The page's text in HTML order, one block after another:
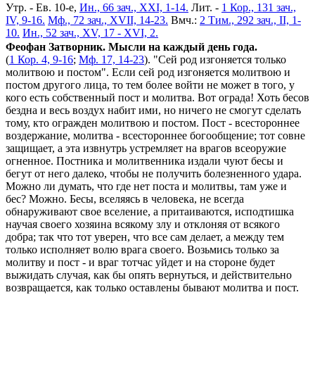
Утр. - Ев. 10-е, Ин., 66 зач., XXI, 1-14. Лит. - 1 Кор., 131 зач.,
IV, 9-16. Мф., 72 зач., XVII, 14-23. Вмч.: 2 Тим., 292 зач., II, 1-
10. Ин., 52 зач., XV, 17 - XVI, 2.
Феофан Затворник. Мысли на каждый день года.
(1 Кор. 4, 9-16; Мф. 17, 14-23). "Сей род изгоняется только
молитвою и постом". Если сей род изгоняется молитвою и
постом другого лица, то тем более войти не может в того, у
кого есть собственный пост и молитва. Вот ограда! Хоть бесов
бездна и весь воздух набит ими, но ничего не смогут сделать
тому, кто огражден молитвою и постом. Пост - всестороннее
воздержание, молитва - всестороннее богообщение; тот совне
защищает, а эта извнутрь устремляет на врагов всеоружие
огненное. Постника и молитвенника издали чуют бесы и
бегут от него далеко, чтобы не получить болезненного удара.
Можно ли думать, что где нет поста и молитвы, там уже и
бес? Можно. Бесы, вселяясь в человека, не всегда
обнаруживают свое вселение, а притаиваются, исподтишка
научая своего хозяина всякому злу и отклоняя от всякого
добра; так что тот уверен, что все сам делает, а между тем
только исполняет волю врага своего. Возьмись только за
молитву и пост - и враг тотчас уйдет и на стороне будет
выжидать случая, как бы опять вернуться, и действительно
возвращается, как только оставлены бывают молитва и пост.